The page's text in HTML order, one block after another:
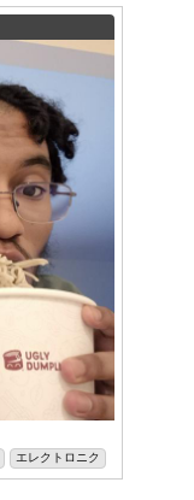
エレクトロニク